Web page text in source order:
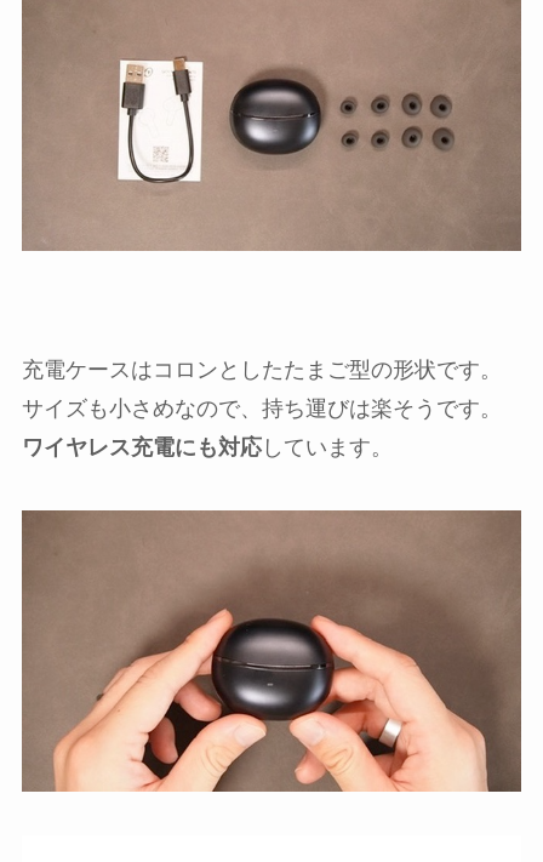
充電ケースはコロンとしたたまご型の形状です。
サイズも小さめなので、持ち運びは楽そうです。
ワイヤレス充電にも対応しています。